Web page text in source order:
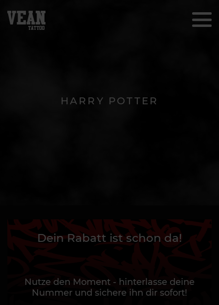
HARRY POTTER
Dein Rabatt ist schon da!
Nutze den Moment - hinterlasse deine
Nummer und sichere ihn dir sofort!